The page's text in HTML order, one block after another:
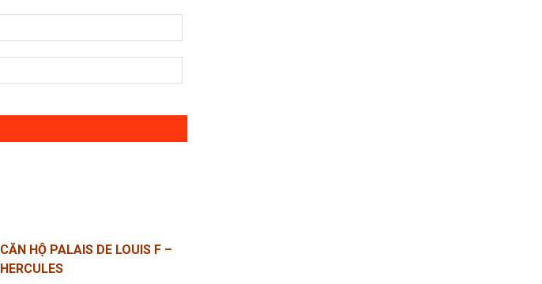
CĂN HỘ PALAIS DE LOUIS F –
HERCULES